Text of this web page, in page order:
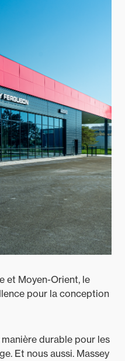
et Moyen-Orient, le
pour la conception
durable pour les
Et nous aussi. Massey